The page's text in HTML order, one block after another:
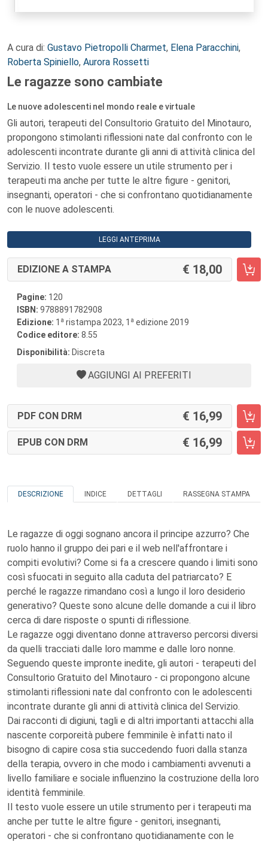
A cura di: Gustavo Pietropolli Charmet, Elena Paracchini,
Roberta Spiniello, Aurora Rossetti
Le ragazze sono cambiate
Le nuove adolescenti nel mondo reale e virtuale
Gli autori, terapeuti del Consultorio Gratuito del Minotauro,
propongono stimolanti riflessioni nate dal confronto con le
adolescenti incontrate durante gli anni di attività clinica del
Servizio. Il testo vuole essere un utile strumento per i
terapeuti ma anche per tutte le altre figure - genitori,
insegnanti, operatori - che si confrontano quotidianamente
con le nuove adolescenti.
LEGGI ANTEPRIMA
EDIZIONE A STAMPA 18,00
Pagine: 120
ISBN: 9788891782908
Edizione: 1 a ristampa 2023, 1 a edizione 2019
Codice editore: 8.55
Disponibilità: Discreta
AGGIUNGI AI PREFERITI
PDF CON DRM 16,99
EPUB CON DRM 16,99
DESCRIZIONE INDICE DETTAGLI RASSEGNA STAMPA
Le ragazze di oggi sognano ancora il principe azzurro? Che
ruolo hanno il gruppo dei pari e il web nell'affrontare i
compiti evolutivi? Come si fa a crescere quando i limiti sono
così sfuocati in seguito alla caduta del patriarcato? E
perché le ragazze rimandano così a lungo il loro desiderio
generativo? Queste sono alcune delle domande a cui il libro
cerca di dare risposte o spunti di riflessione.
Le ragazze oggi diventano donne attraverso percorsi diversi
da quelli tracciati dalle loro mamme e dalle loro nonne.
Seguendo queste impronte inedite, gli autori - terapeuti del
Consultorio Gratuito del Minotauro - ci propongono alcune
stimolanti riflessioni nate dal confronto con le adolescenti
incontrate durante gli anni di attività clinica del Servizio.
Dai racconti di digiuni, tagli e di altri importanti attacchi alla
nascente corporeità pubere femminile è infatti nato il
bisogno di capire cosa stia succedendo fuori dalla stanza
della terapia, ovvero in che modo i cambiamenti avvenuti a
livello familiare e sociale influenzino la costruzione della loro
identità femminile.
Il testo vuole essere un utile strumento per i terapeuti ma
anche per tutte le altre figure - genitori, insegnanti,
operatori - che si confrontano quotidianamente con le